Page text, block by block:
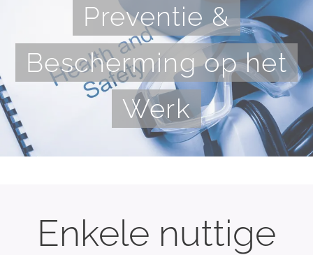
Preventie &
Bescherming op het
Werk
Enkele nuttige